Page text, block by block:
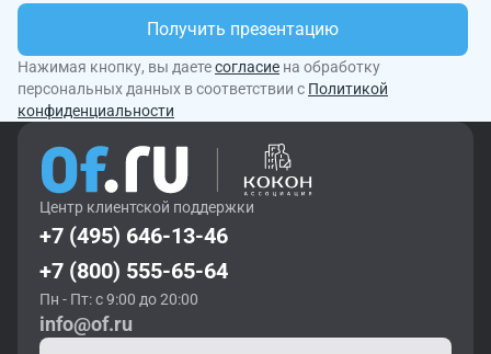
Получить презентацию
Нажимая кнопку, вы даетесогласие на обработку
персональных данных в соответствии с Политикой
конфиденциальности
Центр клиентской поддержки
+7 (495) 646-13-46
+7 (800) 555-65-64
Пн - Пт: с 9:00 до 20:00
info@of.ru